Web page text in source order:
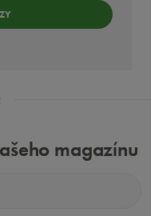
magazínu